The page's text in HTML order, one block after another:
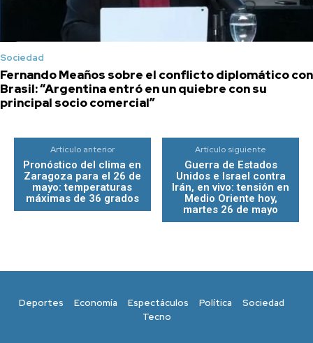
Sociedad
Fernando Meaños sobre el conflicto diplomático con
Brasil: “Argentina entró en un quiebre con su
principal socio comercial”
Artículo anterior
Pronóstico del clima en
Zaragoza para el 26 de
mayo: temperaturas
máximas de 36 grados
Artículo siguiente
Guerra de Estados
Unidos e Israel contra
Irán, en vivo: tensión en
Medio Oriente hoy,
martes 26 de mayo
Deportes Economía Espectáculos Política
Sociedad
Tecno